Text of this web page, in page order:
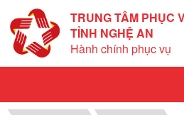
TRUNG TÂM PHỤC
TỈNH NGHỆ AN
Hành chính phục vụ